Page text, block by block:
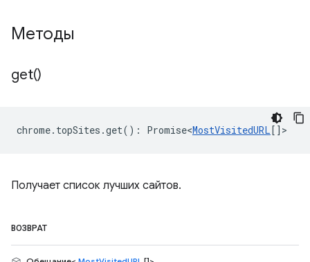
Методы
get()
chrome. topSites .get() : Promise<MostVisitedURL[] >
Получает список лучших сайтов.
ВОЗВРАТ